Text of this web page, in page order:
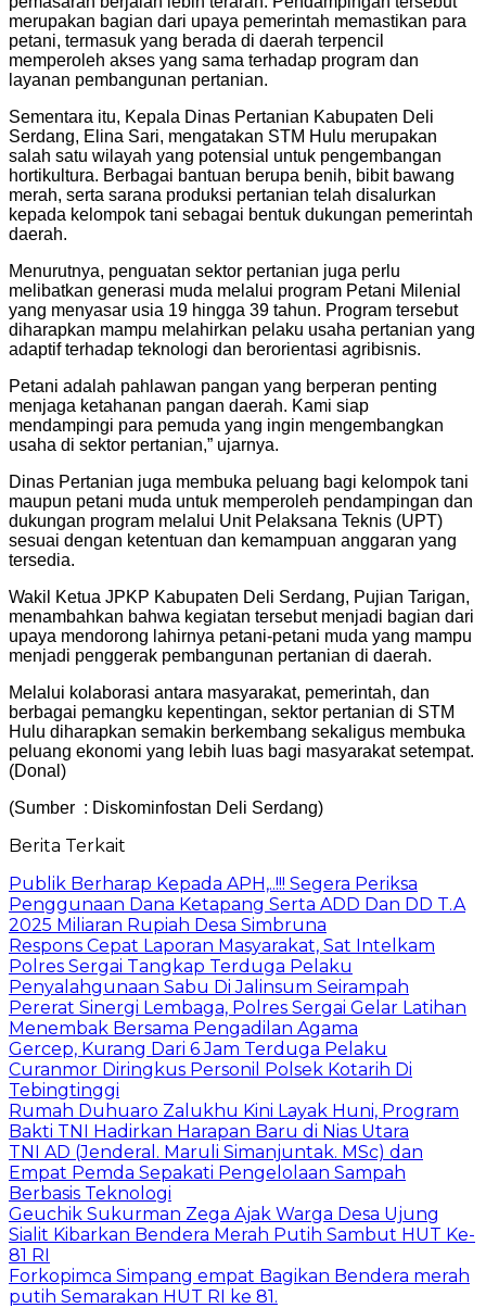
merupakan bagian dari upaya pemerintah memastikan para
petani, termasuk yang berada di daerah terpencil
memperoleh akses yang sama terhadap program dan
layanan pembangunan pertanian.
Sementara itu, Kepala Dinas Pertanian Kabupaten Deli
Serdang, Elina Sari, mengatakan STM Hulu merupakan
salah satu wilayah yang potensial untuk pengembangan
hortikultura. Berbagai bantuan berupa benih, bibit bawang
merah, serta sarana produksi pertanian telah disalurkan
kepada kelompok tani sebagai bentuk dukungan pemerintah
daerah.
Menurutnya, penguatan sektor pertanian juga perlu
melibatkan generasi muda melalui program Petani Milenial
yang menyasar usia 19 hingga 39 tahun. Program tersebut
diharapkan mampu melahirkan pelaku usaha pertanian yang
adaptif terhadap teknologi dan berorientasi agribisnis.
Petani adalah pahlawan pangan yang berperan penting
menjaga ketahanan pangan daerah. Kami siap
mendampingi para pemuda yang ingin mengembangkan
usaha di sektor pertanian,” ujarnya.
Dinas Pertanian juga membuka peluang bagi kelompok tani
maupun petani muda untuk memperoleh pendampingan dan
dukungan program melalui Unit Pelaksana Teknis (UPT)
sesuai dengan ketentuan dan kemampuan anggaran yang
tersedia.
Wakil Ketua JPKP Kabupaten Deli Serdang, Pujian Tarigan,
menambahkan bahwa kegiatan tersebut menjadi bagian dari
upaya mendorong lahirnya petani-petani muda yang mampu
menjadi penggerak pembangunan pertanian di daerah.
Melalui kolaborasi antara masyarakat, pemerintah, dan
berbagai pemangku kepentingan, sektor pertanian di STM
Hulu diharapkan semakin berkembang sekaligus membuka
peluang ekonomi yang lebih luas bagi masyarakat setempat.
(Donal)
(Sumber : Diskominfostan Deli Serdang)
Berita Terkait
Publik Berharap Kepada APH,..!!! Segera Periksa
Penggunaan Dana Ketapang Serta ADD Dan DD T.A
2025 Miliaran Rupiah Desa Simbruna
Respons Cepat Laporan Masyarakat, Sat Intelkam
Polres Sergai Tangkap Terduga Pelaku
Penyalahgunaan Sabu Di Jalinsum Seirampah
Pererat Sinergi Lembaga, Polres Sergai Gelar Latihan
Menembak Bersama Pengadilan Agama
Gercep, Kurang Dari 6 Jam Terduga Pelaku
Curanmor Diringkus Personil Polsek Kotarih Di
Tebingtinggi
Rumah Duhuaro Zalukhu Kini Layak Huni, Program
Bakti TNI Hadirkan Harapan Baru di Nias Utara
TNI AD (Jenderal. Maruli Simanjuntak. MSc) dan
Empat Pemda Sepakati Pengelolaan Sampah
Berbasis Teknologi
Geuchik Sukurman Zega Ajak Warga Desa Ujung
Sialit Kibarkan Bendera Merah Putih Sambut HUT Ke-
81 RI
Forkopimca Simpang empat Bagikan Bendera merah
putih Semarakan HUT RI ke 81.